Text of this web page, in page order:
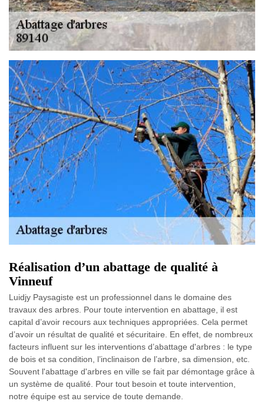
Réalisation d’un abattage de qualité à
Vinneuf
Luidjy Paysagiste est un professionnel dans le domaine des
travaux des arbres. Pour toute intervention en abattage, il est
capital d’avoir recours aux techniques appropriées. Cela permet
d’avoir un résultat de qualité et sécuritaire. En effet, de nombreux
facteurs influent sur les interventions d’abattage d'arbres : le type
de bois et sa condition, l’inclinaison de l’arbre, sa dimension, etc.
Souvent l'abattage d'arbres en ville se fait par démontage grâce à
un système de qualité. Pour tout besoin et toute intervention,
notre équipe est au service de toute demande.